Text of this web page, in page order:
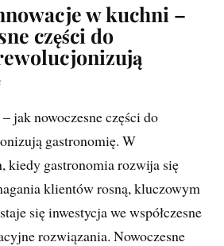
w kuchni –
części do
jak nowoczesne części do
gastronomię. W
kiedy gastronomia rozwija się
klientów rosną, kluczowym
się inwestycja we współczesne
rozwiązania. Nowoczesne